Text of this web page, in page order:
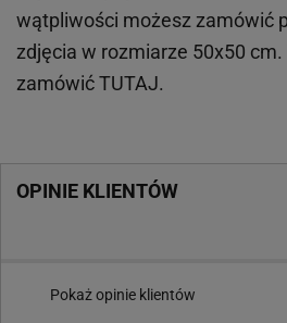
wątpliwości możesz zamówić
zdjęcia w rozmiarze 50x50
zamówićTUTAJ.
OPINIE KLIENTÓW
Pokaż opinie klientów